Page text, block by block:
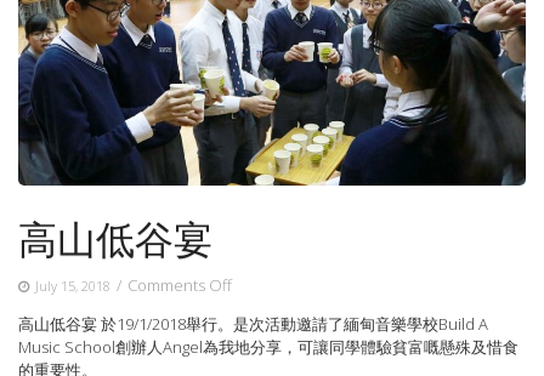
高山低谷宴
July 15, 2018 / Comments Offon
山
低
高山低谷宴 於19/1/2018舉行。是次活動邀請了緬甸音樂學校Build A
Music School創辦人Angel為我地分享， 可讓同學體驗貧富嘅懸殊及惜食
的重要性。